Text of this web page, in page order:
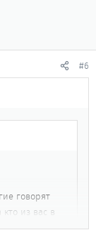
#6
говорят
из вас в